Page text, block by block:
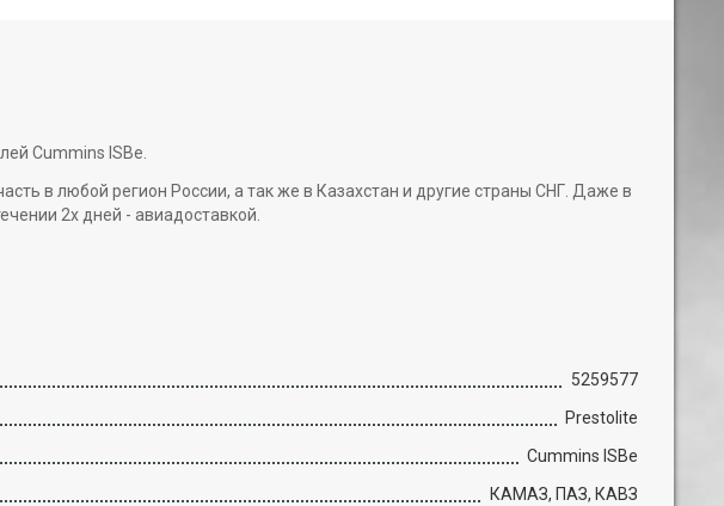
Cummins ISBe.
в любой регион России, а так же в Казахстан и другие страны СНГ. Даже в
2х дней - авиадоставкой.
5259577
Prestolite
Cummins ISBe
КАМАЗ, ПАЗ, КАВЗ